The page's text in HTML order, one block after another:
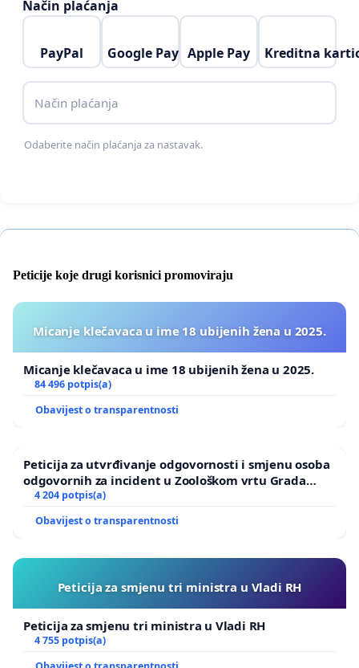
Način plaćanja
PayPal Google Pay Apple Pay Kreditna
Način plaćanja
Odaberite način plaćanja za nastavak.
Peticije koje drugi korisnici promoviraju
Micanje klečavaca u ime 18 ubijenih žena u 2025.
Micanje klečavaca u ime 18 ubijenih žena u 2025.
84 496 potpis(a)
Obavijest o transparentnosti
Peticija za utvrđivanje odgovornosti i smjenu osoba
odgovornih za incident u Zoološkom vrtu Grada
Zagreba
4 204 potpis(a)
Obavijest o transparentnosti
Peticija za smjenu tri ministra u Vladi RH
Peticija za smjenu tri ministra u Vladi RH
4 755 potpis(a)